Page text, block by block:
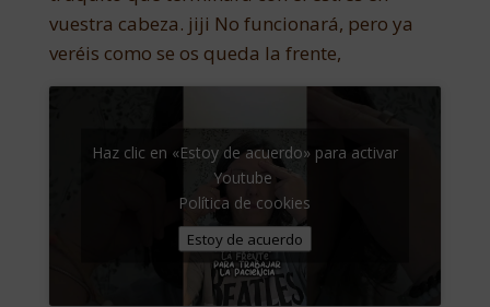
vuestra cabeza. jiji No funcionará, pero ya
veréis como se os queda la frente,
Haz clic en «Estoy de acuerdo» para activar
Youtube
Política de cookies
Estoy de acuerdo